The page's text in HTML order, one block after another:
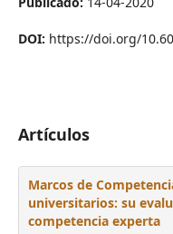
DOI: https://doi.org/
Artículos
Marcos de
universitarios: su
competencia experta